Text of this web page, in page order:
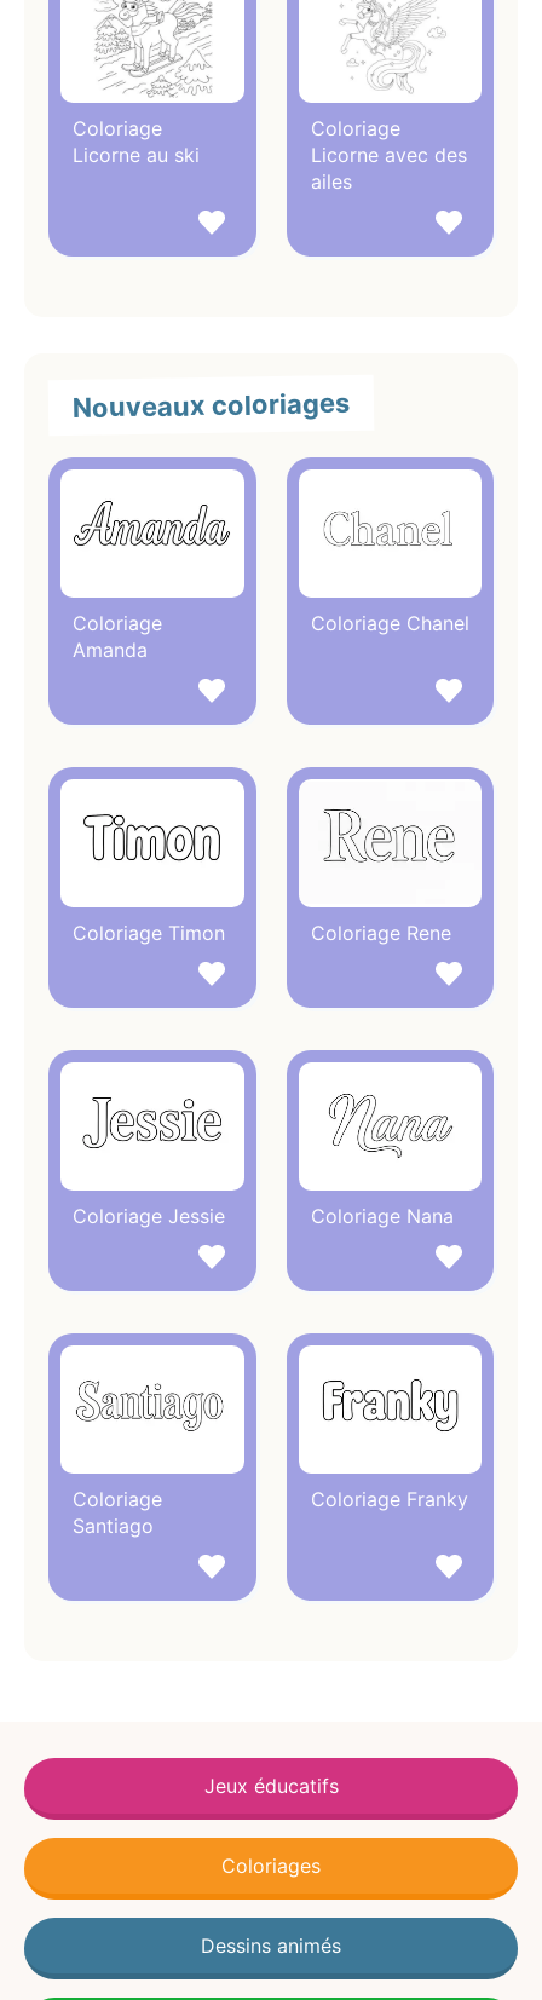
Coloriage
Licorne au ski
Coloriage
Licorne avec des
ailes
Nouveaux coloriages
Coloriage
Amanda
Coloriage Chanel
Coloriage Timon Coloriage Rene
Coloriage Jessie Coloriage Nana
Coloriage
Santiago
Coloriage Franky
Jeux éducatifs
Coloriages
Dessins animés